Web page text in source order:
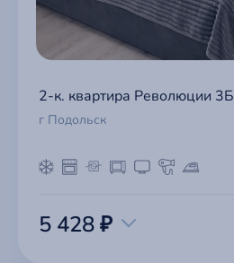
2-к. квартира Революции 3Б
г Подольск
5 428 ₽